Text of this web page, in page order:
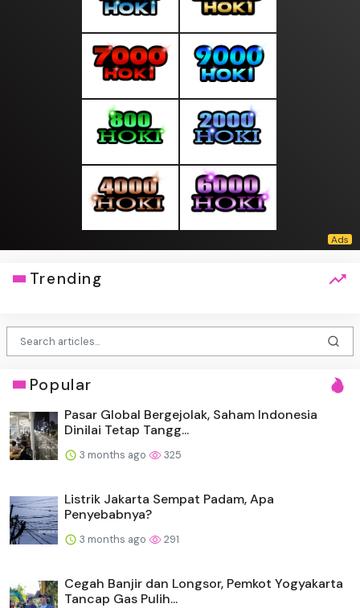
Trending
Popular
Pasar Global Bergejolak, Saham Indonesia
Dinilai Tetap Tangg...
3 months ago 325
Listrik Jakarta Sempat Padam, Apa
Penyebabnya?
3 months ago 291
Cegah Banjir dan Longsor, Pemkot Yogyakarta
Tancap Gas Pulih...